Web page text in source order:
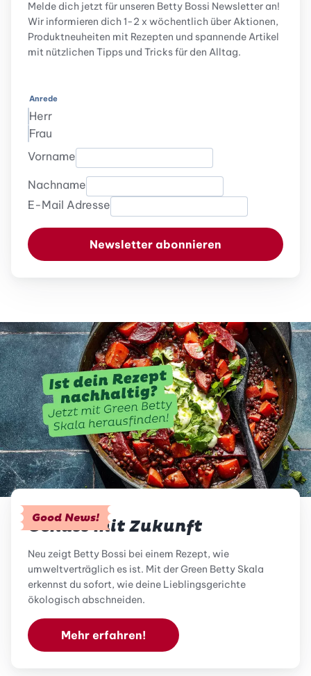
Melde dich jetzt für unseren Betty Bossi Newsletter an!
Wir informieren dich 1-2 x wöchentlich über Aktionen,
Produktneuheiten mit Rezepten und spannende Artikel
mit nützlichen Tipps und Tricks für den Alltag.
Anrede
Herr
Frau
Vorname
Nachname
E-Mail Adresse
Newsletter abonnieren
Good News!
Genuss mit Zukunft
Neu zeigt Betty Bossi bei einem Rezept, wie
umweltverträglich es ist. Mit der Green Betty Skala
erkennst du sofort, wie deine Lieblingsgerichte
ökologisch abschneiden.
Mehr erfahren!